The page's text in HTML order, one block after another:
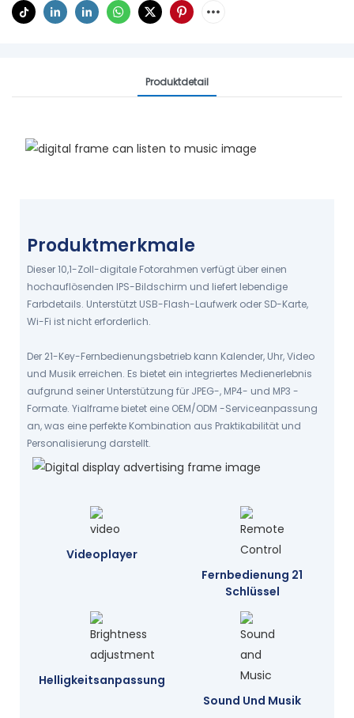
Produktdetail
FIND YOUR LIKE FRAME
Produktmerkmale
Dieser 10,1-Zoll-digitale Fotorahmen verfügt über einen
hochauflösenden IPS-Bildschirm und liefert lebendige
Farbdetails. Unterstützt USB-Flash-Laufwerk oder SD-Karte,
Wi-Fi ist nicht erforderlich.
Der 21-Key-Fernbedienungsbetrieb kann Kalender, Uhr, Video
und Musik erreichen. Es bietet ein integriertes Medienerlebnis
aufgrund seiner Unterstützung für JPEG-, MP4- und MP3 -
Formate. YiaIframe bietet eine OEM/ODM -Serviceanpassung
an, was eine perfekte Kombination aus Praktikabilität und
Personalisierung darstellt.
Videoplayer
Fernbedienung 21
Schlüssel
Helligkeitsanpassung
Sound Und Musik